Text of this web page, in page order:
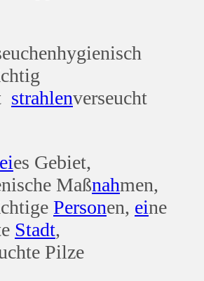
strahlenverseucht
es Gebiet,
Maßnahmen,
Personen, eine
Stadt,
Pilze